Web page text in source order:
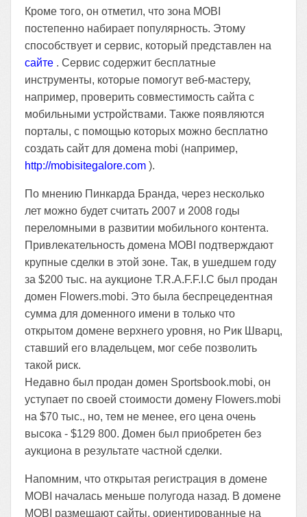
Кроме того, он отметил, что зона MOBI
постепенно набирает популярность. Этому
способствует и сервис, который представлен на
сайте . Сервис содержит бесплатные
инструменты, которые помогут веб-мастеру,
например, проверить совместимость сайта с
мобильными устройствами. Также появляются
порталы, с помощью которых можно бесплатно
создать сайт для домена mobi (например,
http://mobisitegalore.com ).
По мнению Пинкарда Бранда, через несколько
лет можно будет считать 2007 и 2008 годы
переломными в развитии мобильного контента.
Привлекательность домена MOBI подтверждают
крупные сделки в этой зоне. Так, в ушедшем году
за $200 тыс. на аукционе T.R.A.F.F.I.C был продан
домен Flowers.mobi. Это была беспрецедентная
сумма для доменного имени в только что
открытом домене верхнего уровня, но Рик Шварц,
ставший его владельцем, мог себе позволить
такой риск.
Недавно был продан домен Sportsbook.mobi, он
уступает по своей стоимости домену Flowers.mobi
на $70 тыс., но, тем не менее, его цена очень
высока - $129 800. Домен был приобретен без
аукциона в результате частной сделки.
Напомним, что открытая регистрация в домене
MOBI началась меньше полугода назад. В домене
MOBI размещают сайты, ориентированные на